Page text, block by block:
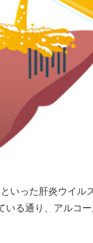
いった肝炎ウイル
る通り、アルコ